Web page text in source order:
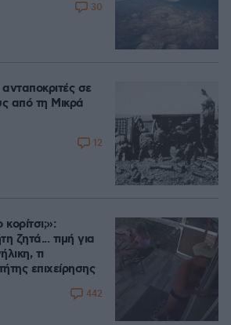
30
σε
από τη Μικρά
12
ζητά... τιμή για
τι
επιχείρησης
442